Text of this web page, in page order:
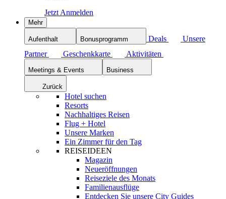
Jetzt Anmelden
Mehr
Aufenthalt Bonusprogramm Deals
Unsere
Partner
Geschenkkarte Aktivitäten
Meetings & Events Business
Zurück
Hotel suchen
Resorts
Nachhaltiges Reisen
Flug + Hotel
Unsere Marken
Ein Zimmer für den Tag
REISEIDEEN
Magazin
Neueröffnungen
Reiseziele des Monats
Familienausflüge
Entdecken Sie unsere City Guides